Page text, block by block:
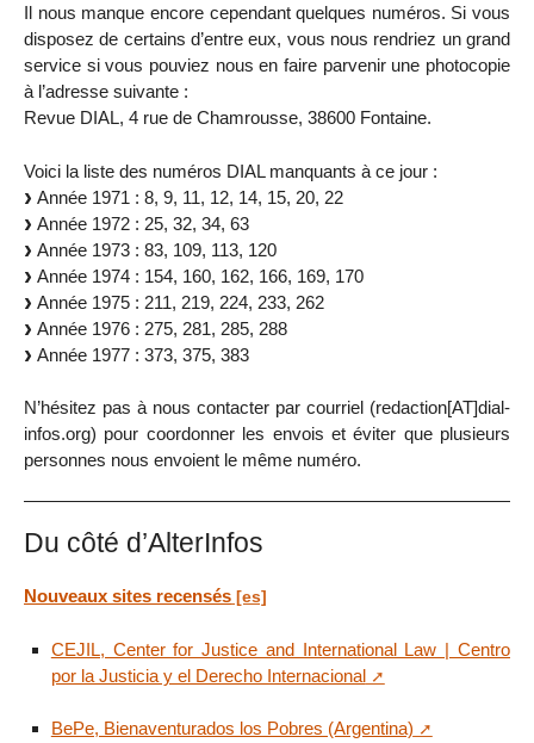
Il nous manque encore cependant quelques numéros. Si vous
disposez de certains d’entre eux, vous nous rendriez un grand
service si vous pouviez nous en faire parvenir une photocopie
à l’adresse suivante :
Revue DIAL, 4 rue de Chamrousse, 38600 Fontaine.
Voici la liste des numéros DIAL manquants à ce jour :
Année 1971 : 8, 9, 11, 12, 14, 15, 20, 22
Année 1972 : 25, 32, 34, 63
Année 1973 : 83, 109, 113, 120
Année 1974 : 154, 160, 162, 166, 169, 170
Année 1975 : 211, 219, 224, 233, 262
Année 1976 : 275, 281, 285, 288
Année 1977 : 373, 375, 383
N’hésitez pas à nous contacter par courriel (redaction[AT]dial-
infos.org) pour coordonner les envois et éviter que plusieurs
personnes nous envoient le même numéro.
Du côté d’AlterInfos
Nouveaux sites recensés
CEJIL, Center for Justice and International Law | Centro
por la Justicia y el Derecho Internacional
BePe, Bienaventurados los Pobres (Argentina)